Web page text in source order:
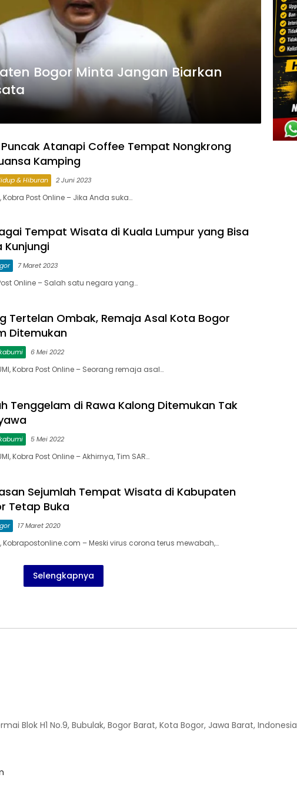
Bogor Minta Jangan Biarkan
Puncak Atanapi Coffee Tempat Nongkrong
Kamping
& Hiburan 2 Juni 2023
Kobra Post Online – Jika Anda suka…
Tempat Wisata di Kuala Lumpur yang Bisa
Kunjungi
7 Maret 2023
Online – Salah satu negara yang…
Tertelan Ombak, Remaja Asal Kota Bogor
Ditemukan
6 Mei 2022
Kobra Post Online – Seorang remaja asal…
Tenggelam di Rawa Kalong Ditemukan Tak
5 Mei 2022
Kobra Post Online – Akhirnya, Tim SAR…
Sejumlah Tempat Wisata di Kabupaten
Tetap Buka
17 Maret 2020
Kobrapostonline.com – Meski virus corona terus mewabah,…
Selengkapnya
Blok H1 No.9, Bubulak, Bogor Barat, Kota Bogor, Jawa Barat, Indonesia